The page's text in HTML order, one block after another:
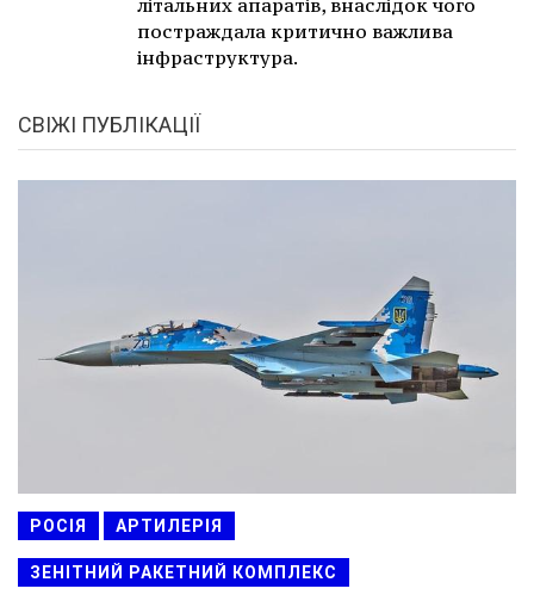
постраждала критично важлива
інфраструктура.
СВІЖІ ПУБЛІКАЦІЇ
РОСІЯ АРТИЛЕРІЯ
ЗЕНІТНИЙ РАКЕТНИЙ КОМПЛЕКС